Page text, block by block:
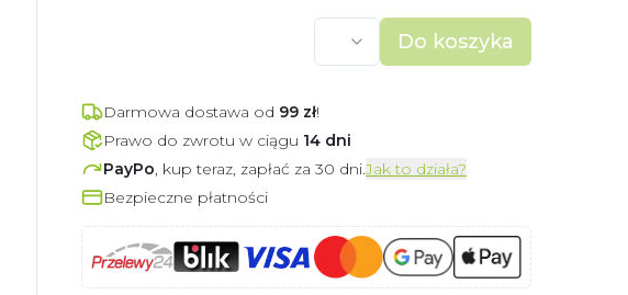
Do koszyka
Darmowa dostawa od 99 zł!
Prawo do zwrotu w ciągu 14 dni
PayPo, kup teraz, zapłać za 30 dni.Jak to działa?
Bezpieczne płatności